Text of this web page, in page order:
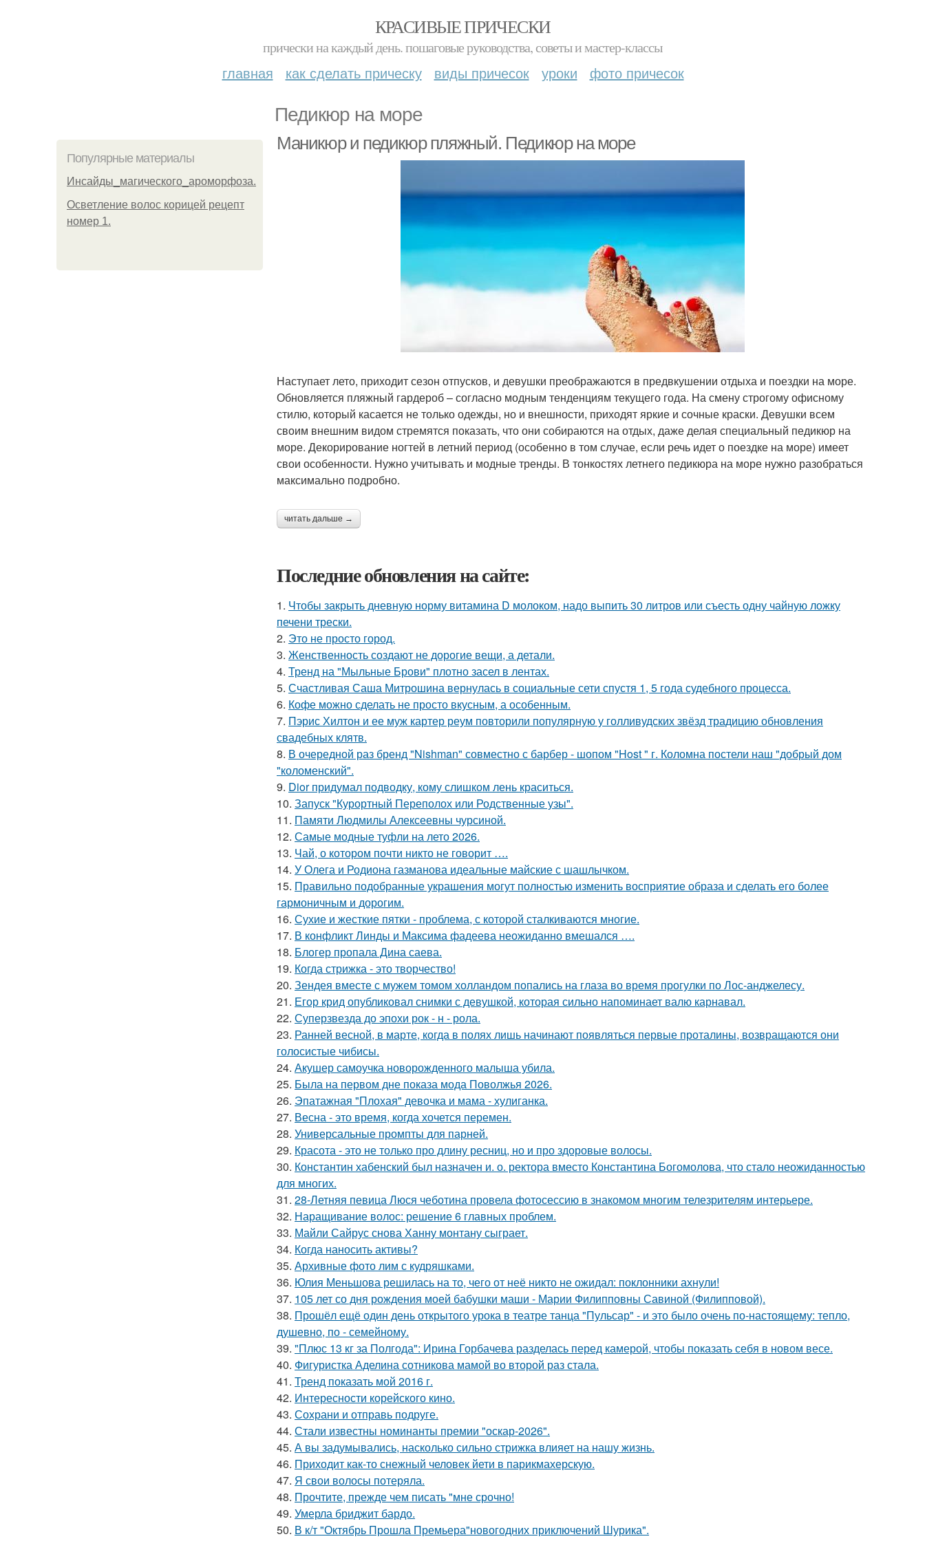
КРАСИВЫЕ ПРИЧЕСКИ
прически на каждый день. пошаговые руководства, советы и мастер-классы
главная как сделать прическу виды причесок уроки фото причесок
Педикюр на море
Популярные материалы
Инсайды_магического_ароморфоза.
Осветление волос корицей рецепт
номер 1.
Маникюр и педикюр пляжный. Педикюр на море
Наступает лето, приходит сезон отпусков, и девушки преображаются в предвкушении отдыха и поездки на море.
Обновляется пляжный гардероб – согласно модным тенденциям текущего года. На смену строгому офисному
стилю, который касается не только одежды, но и внешности, приходят яркие и сочные краски. Девушки всем
своим внешним видом стремятся показать, что они собираются на отдых, даже делая специальный педикюр на
море. Декорирование ногтей в летний период (особенно в том случае, если речь идет о поездке на море) имеет
свои особенности. Нужно учитывать и модные тренды. В тонкостях летнего педикюра на море нужно разобраться
максимально подробно.
читать дальше →
Последние обновления на сайте:
1. Чтобы закрыть дневную норму витамина D молоком, надо выпить 30 литров или съесть одну чайную ложку
печени трески.
2. Это не просто город.
3. Женственность создают не дорогие вещи, а детали.
4. Тренд на "Мыльные Брови" плотно засел в лентах.
5. Счастливая Саша Митрошина вернулась в социальные сети спустя 1, 5 года судебного процесса.
6. Кофе можно сделать не просто вкусным, а особенным.
7. Пэрис Хилтон и ее муж картер реум повторили популярную у голливудских звёзд традицию обновления
свадебных клятв.
8. В очередной раз бренд "Nishman" совместно с барбер - шопом "Host " г. Коломна постели наш "добрый дом
"коломенский".
9. Dior придумал подводку, кому слишком лень краситься.
10. Запуск "Курортный Переполох или Родственные узы".
11. Памяти Людмилы Алексеевны чурсиной.
12. Самые модные туфли на лето 2026.
13. Чай, о котором почти никто не говорит ….
14. У Олега и Родиона газманова идеальные майские с шашлычком.
15. Правильно подобранные украшения могут полностью изменить восприятие образа и сделать его более
гармоничным и дорогим.
16. Сухие и жесткие пятки - проблема, с которой сталкиваются многие.
17. В конфликт Линды и Максима фадеева неожиданно вмешался ….
18. Блогер пропала Дина саева.
19. Когда стрижка - это творчество!
20. Зендея вместе с мужем томом холландом попались на глаза во время прогулки по Лос-анджелесу.
21. Егор крид опубликовал снимки с девушкой, которая сильно напоминает валю карнавал.
22. Суперзвезда до эпохи рок - н - рола.
23. Ранней весной, в марте, когда в полях лишь начинают появляться первые проталины, возвращаются они
голосистые чибисы.
24. Акушер самоучка новорожденного малыша убила.
25. Была на первом дне показа мода Поволжья 2026.
26. Эпатажная "Плохая" девочка и мама - хулиганка.
27. Весна - это время, когда хочется перемен.
28. Универсальные промпты для парней.
29. Красота - это не только про длину ресниц, но и про здоровые волосы.
30. Константин хабенский был назначен и. о. ректора вместо Константина Богомолова, что стало неожиданностью
для многих.
31. 28-Летняя певица Люся чеботина провела фотосессию в знакомом многим телезрителям интерьере.
32. Наращивание волос: решение 6 главных проблем.
33. Майли Сайрус снова Ханну монтану сыграет.
34. Когда наносить активы?
35. Архивные фото лим с кудряшками.
36. Юлия Меньшова решилась на то, чего от неё никто не ожидал: поклонники ахнули!
37. 105 лет со дня рождения моей бабушки маши - Марии Филипповны Савиной (Филипповой).
38. Прошёл ещё один день открытого урока в театре танца "Пульсар" - и это было очень по-настоящему: тепло,
душевно, по - семейному.
39. "Плюс 13 кг за Полгода": Ирина Горбачева разделась перед камерой, чтобы показать себя в новом весе.
40. Фигуристка Аделина сотникова мамой во второй раз стала.
41. Тренд показать мой 2016 г.
42. Интересности корейского кино.
43. Сохрани и отправь подруге.
44. Стали известны номинанты премии "оскар-2026".
45. А вы задумывались, насколько сильно стрижка влияет на нашу жизнь.
46. Приходит как-то снежный человек йети в парикмахерскую.
47. Я свои волосы потеряла.
48. Прочтите, прежде чем писать "мне срочно!
49. Умерла бриджит бардо.
50. В к/т "Октябрь Прошла Премьера"новогодних приключений Шурика".